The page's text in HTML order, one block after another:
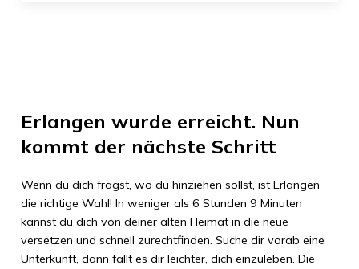
Erlangen wurde erreicht. Nun
kommt der nächste Schritt
Wenn du dich fragst, wo du hinziehen sollst, ist Erlangen
die richtige Wahl! In weniger als 6 Stunden 9 Minuten
kannst du dich von deiner alten Heimat in die neue
versetzen und schnell zurechtfinden. Suche dir vorab eine
Unterkunft, dann fällt es dir leichter, dich einzuleben. Die